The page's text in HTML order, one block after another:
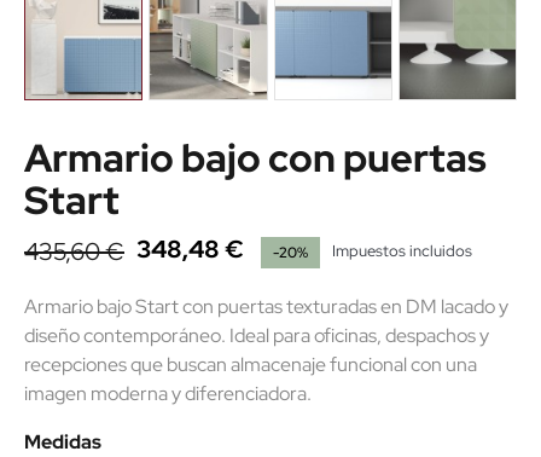
Armario bajo con puertas
Start
435,60 € 348,48 € -20% Impuestos incluidos
Armario bajo Start con puertas texturadas en DM lacado y
diseño contemporáneo. Ideal para oficinas, despachos y
recepciones que buscan almacenaje funcional con una
imagen moderna y diferenciadora.
Medidas